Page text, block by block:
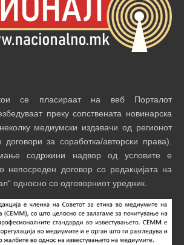
се пласираат на веб Порталот
преку сопствената новинарска
медиумски издавачи од регионот
договори за соработка/авторски права).
содржини надвор од условите е
непосреден договор со редакцијата на
односно со одговорниот уредник.